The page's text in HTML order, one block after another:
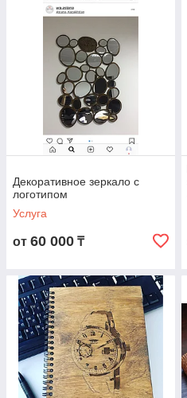
Декоративное зеркало с
логотипом
Услуга
от 60 000 ₸